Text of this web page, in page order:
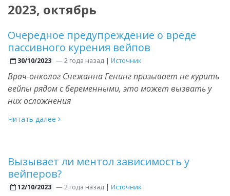
2023, октябрь
Очередное предупреждение о вреде
пассивного курения вейпов
30/10/2023 —2 года назад | Источник
Врач-онколог Снежанна Генинг призывает не курить
вейпы рядом с беременными, это может вызвать у
них осложнения
Читать далее
Вызывает ли ментол зависимость у
вейперов?
12/10/2023 —2 года назад | Источник